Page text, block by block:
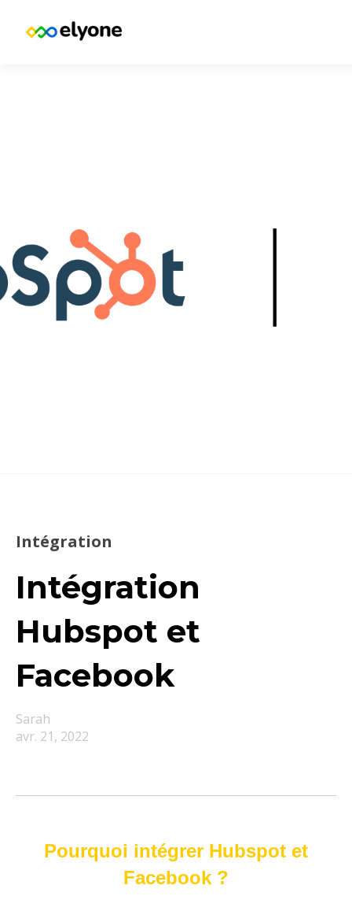
Intégration
Intégration
Hubspot et
Facebook
Sarah
avr. 21, 2022
Pourquoi intégrer Hubspot et
Facebook ?